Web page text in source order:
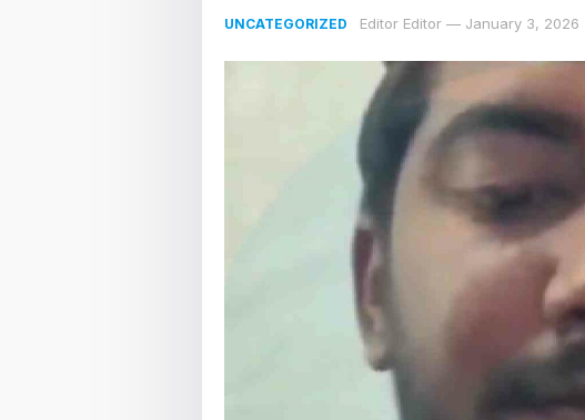
UNCATEGORIZED Editor Editor — January 3, 2026